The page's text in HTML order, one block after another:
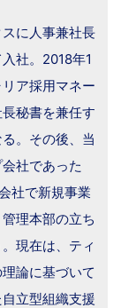
に人事兼社長
社。2018年1
ア採用マネー
秘書を兼任す
。その後、当
社であった
社で新規事業
理本部の立ち
。現在は、ティ
論に基づいて
立型組織支援